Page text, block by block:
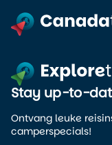
Stay up-to-
Ontvang leuke
camperspecials!